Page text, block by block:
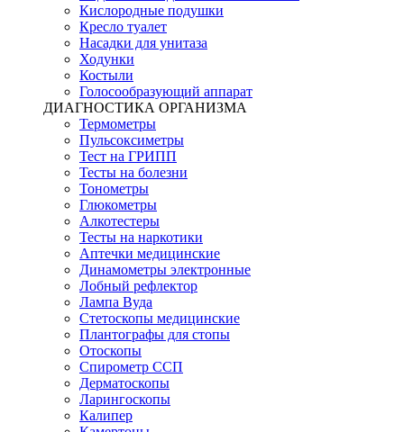
Кислородные подушки
Кресло туалет
Насадки для унитаза
Ходунки
Костыли
Голосообразующий аппарат
ДИАГНОСТИКА ОРГАНИЗМА
Термометры
Пульсоксиметры
Тест на ГРИПП
Тесты на болезни
Тонометры
Глюкометры
Алкотестеры
Тесты на наркотики
Аптечки медицинские
Динамометры электронные
Лобный рефлектор
Лампа Вуда
Стетоскопы медицинские
Плантографы для стопы
Отоскопы
Спирометр ССП
Дерматоскопы
Ларингоскопы
Калипер